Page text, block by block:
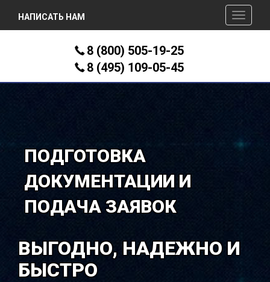
Меню
НАПИСАТЬ НАМ
8 (800) 505-19-25
8 (495) 109-05-45
ПОДГОТОВКА
ДОКУМЕНТАЦИИ И
ПОДАЧА ЗАЯВОК
ВЫГОДНО, НАДЕЖНО И
БЫСТРО